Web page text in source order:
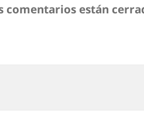
comentarios están